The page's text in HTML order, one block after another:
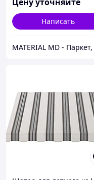
Написать